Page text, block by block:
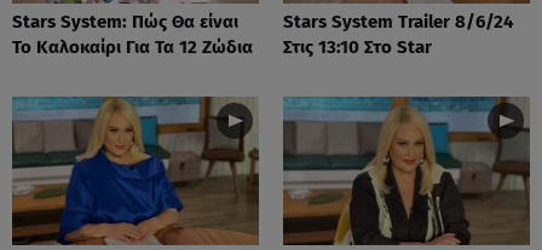
Stars System: Πώς Θα είναι
Το Καλοκαίρι Για Τα 12 Ζώδια
Stars System Trailer 8/6/24
Στις 13:10 Στο Star